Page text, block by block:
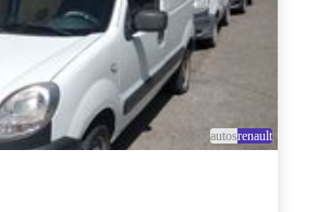
autosrenault